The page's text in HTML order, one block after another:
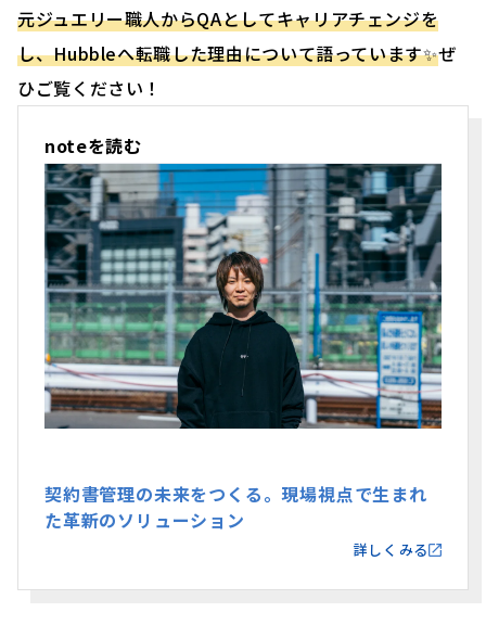
元ジュエリー職人からQAとしてキャリアチェンジを
し、Hubbleへ転職した理由について語っています✨ぜ
ひご覧ください！
noteを読む
契約書管理の未来をつくる。現場視点で生まれ
た革新のソリューション
詳しくみる